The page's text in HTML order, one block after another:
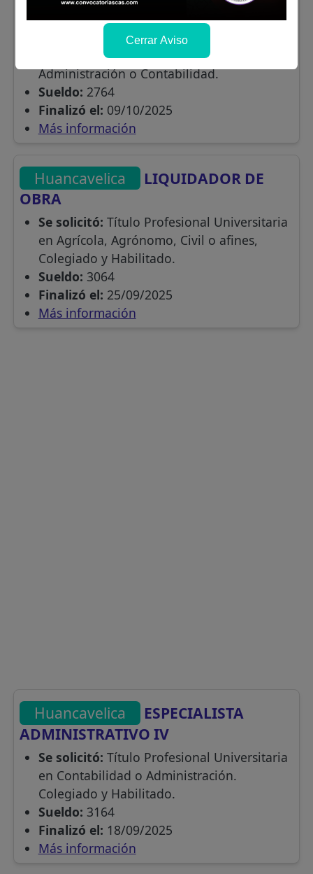
Huancavelica
ADMINISTRATIVO/A
Título Técnico en
Administración o Contabilidad.
Sueldo: 2764
Finalizó el: 09/10/2025
Más información
Huancavelica
LIQUIDADOR DE
OBRA
Se solicitó: Título Profesional Universitaria
en Agrícola, Agrónomo, Civil o afines,
Colegiado y Habilitado.
Sueldo: 3064
Finalizó el: 25/09/2025
Más información
Huancavelica
ESPECIALISTA
ADMINISTRATIVO IV
Se solicitó: Título Profesional Universitaria
en Contabilidad o Administración.
Colegiado y Habilitado.
Sueldo: 3164
Finalizó el: 18/09/2025
Más información
Cerrar Aviso